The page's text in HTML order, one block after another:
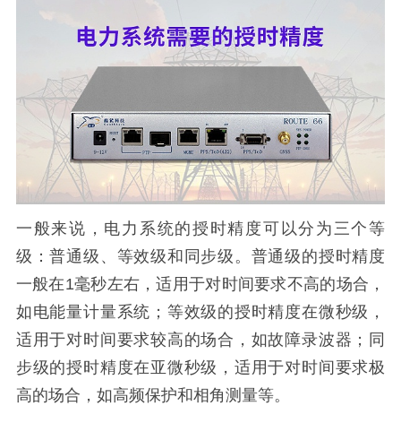
一般来说，电力系统的授时精度可以分为三个等
级：普通级、等效级和同步级。普通级的授时精度
一般在1毫秒左右，适用于对时间要求不高的场合，
如电能量计量系统；等效级的授时精度在微秒级，
适用于对时间要求较高的场合，如故障录波器；同
步级的授时精度在亚微秒级，适用于对时间要求极
高的场合，如高频保护和相角测量等。